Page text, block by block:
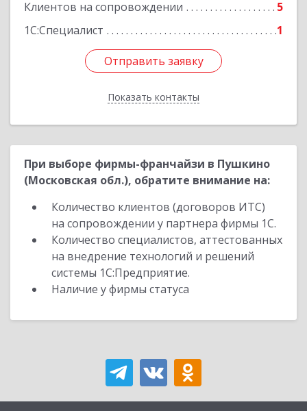
Клиентов на сопровождении
5
1С:Специалист
1
Отправить заявку
Показать контакты
Отправить заявку
Назад
При выборе фирмы-франчайзи в Пушкино
(Московская обл.), обратите внимание на:
Количество клиентов (договоров ИТС)
на сопровождении у партнера фирмы 1С.
Количество специалистов, аттестованных
на внедрение технологий и решений
системы 1С:Предприятие.
Наличие у фирмы статуса